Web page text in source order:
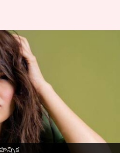
అనలేదంటున్న
అది
2023 11:50 am
హన్సిక